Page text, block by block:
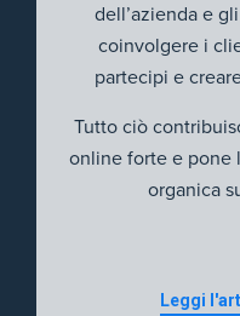
dell’azienda e
coinvolgere i
partecipi e
Tutto ciò
online forte e pone
organica
Leggi